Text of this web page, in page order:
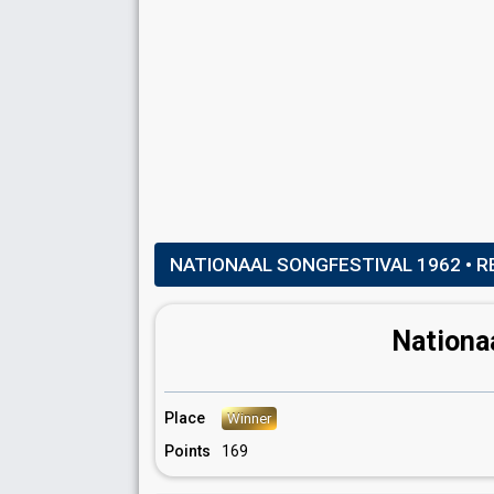
NATIONAAL SONGFESTIVAL 1962 •
Place Winner
Points 169